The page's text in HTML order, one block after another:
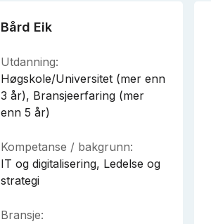
Bård Eik
Utdanning:
Høgskole/Universitet (mer enn
3 år), Bransjeerfaring (mer
enn 5 år)
Kompetanse / bakgrunn:
IT og digitalisering, Ledelse og
strategi
Bransje: